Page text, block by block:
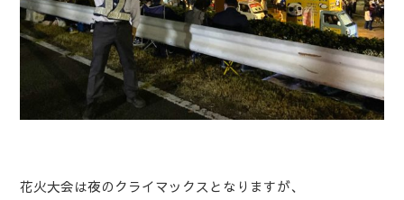
花火大会は夜のクライマックスとなりますが、